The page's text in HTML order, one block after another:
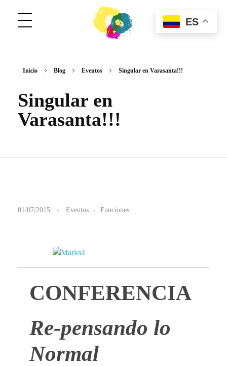
ConCuerpos
Danza Inclusiva en Colombia
Inicio Blog Eventos Singular en Varasanta!!!
Singular en
Varasanta!!!
S
n
01/07/2015 Eventos Funciones
CONFERENCIA
Re-pensando lo
Normal
ES